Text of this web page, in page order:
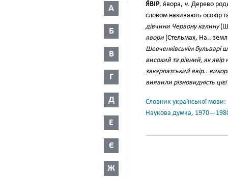
А
Б
В
Г
Д
Е
Є
Ж
Я́ВІР, я́вора, ч. Дерево
словом називають осокір
дівчини Червону калину
явори (Стельмах, На..
Шевченківськім бульварі
високий та рівний, як
закарпатський явір..
виявили різновидність
Словник української
Наукова думка,